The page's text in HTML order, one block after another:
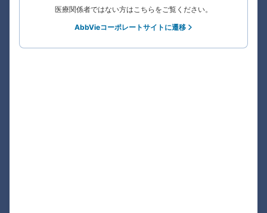
医療関係者ではない方はこちらをご覧ください。
AbbVieコーポレートサイトに遷移